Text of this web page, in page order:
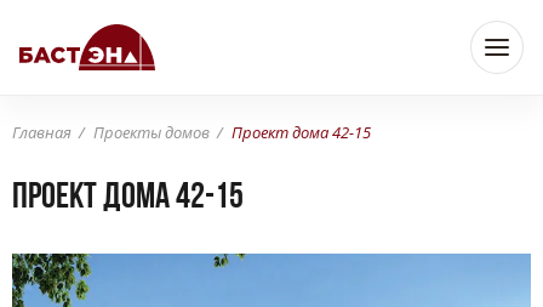
Главная Проекты домов Проект дома 42-15
Проект дома 42-15